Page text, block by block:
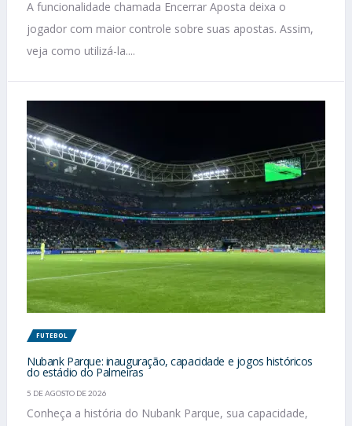
A funcionalidade chamada Encerrar Aposta deixa o
jogador com maior controle sobre suas apostas. Assim,
veja como utilizá-la....
FUTEBOL
Nubank Parque: inauguração, capacidade e jogos históricos
do estádio do Palmeiras
5 DE AGOSTO DE 2026
Conheça a história do Nubank Parque, sua capacidade,